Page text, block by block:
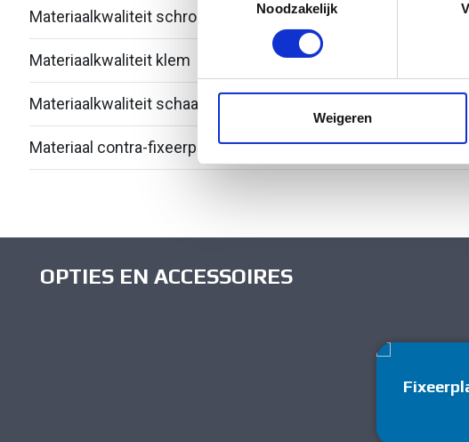
Lees meer over hoe uw persoonlijke
toestemming op elk moment wijzigen
websiteverkeer te analyseren. Ook
media, adverteren en analyse. Deze
Noodzakelijk
Weigeren
Materiaalkwaliteit schroef
Materiaalkwaliteit klem
Materiaalkwaliteit schaal
Materiaal contra-fixeerplaatje Kunststof
OPTIES EN ACCESSOIRES